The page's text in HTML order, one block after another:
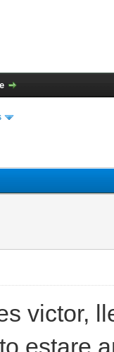
victor,
estare